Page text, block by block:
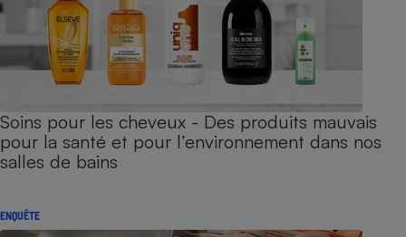
Soins pour les cheveux - Des produits mauvais
pour la santé et pour l’environnement dans nos
salles de bains
ENQUÊTE